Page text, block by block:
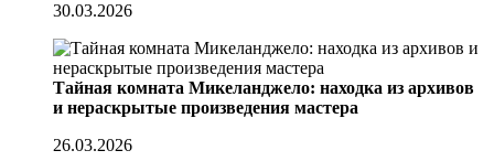
30.03.2026
Тайная комната Микеланджело: находка из архивов
и нераскрытые произведения мастера
26.03.2026